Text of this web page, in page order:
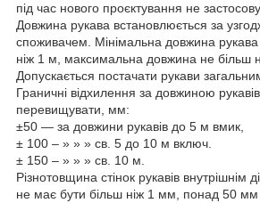
під час нового проєктування не
Довжина рукава встановлюється за
споживачем. Мінімальна довжина
ніж 1 м, максимальна довжина не більш
Допускається постачати рукави
Граничні відхилення за довжиною
перевищувати, мм:
±50 — за довжини рукавів до 5 м вмик,
± 100 – » » » св. 5 до 10 м включ.
± 150 – » » » св. 10 м.
Різнотовщина стінок рукавів
не має бути більш ніж 1 мм, понад 50